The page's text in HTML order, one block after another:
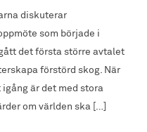
diskuterar
som började i
det första större avtalet
förstörd skog. När
är det med stora
om världen ska […]